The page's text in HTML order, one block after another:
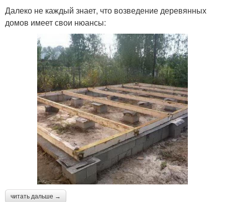
Далеко не каждый знает, что возведение деревянных
домов имеет свои нюансы:
читать дальше →